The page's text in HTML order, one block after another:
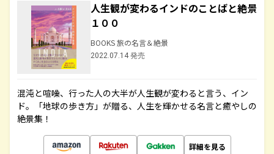
人生観が変わるインドのことばと絶景
１００
BOOKS 旅の名言＆絶景
2022.07.14 発売
混沌と喧噪、行った人の大半が人生観が変わると言う、イン
ド。「地球の歩き方」が贈る、人生を輝かせる名言と癒やしの
絶景集！
詳細を見る